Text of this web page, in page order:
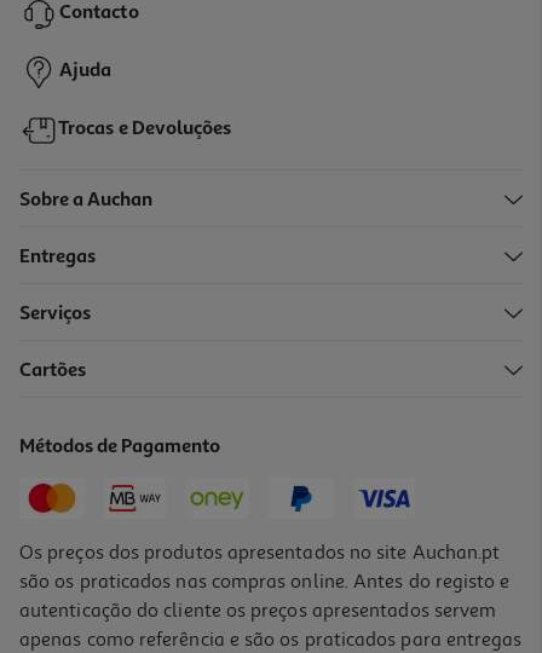
12,90 € PVP de editor
11,61 €
-33%
15,50 € PVP de editor
Promoção
Contacto
Ajuda
Trocas e Devoluções
Sobre a Auchan
Entregas
Serviços
Cartões
Métodos de Pagamento
Os preços dos produtos apresentados no site Auchan.pt
são os praticados nas compras online. Antes do registo e
autenticação do cliente os preços apresentados servem
apenas como referência e são os praticados para entregas